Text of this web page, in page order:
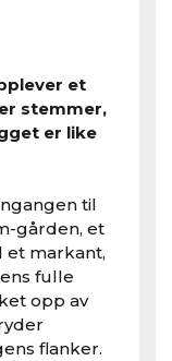
et
stemmer,
er like
til
gården, et
et markant,
fulle
opp av
flanker.